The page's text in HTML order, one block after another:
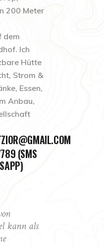
200 Meter
dem
Ich
Hütte
Strom &
Essen,
Anbau,
(SMS
kann als